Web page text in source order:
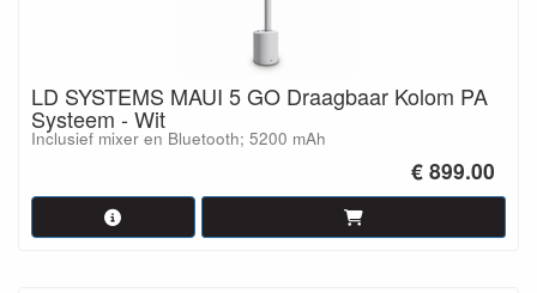
LD SYSTEMS MAUI 5 GO Draagbaar Kolom PA
Systeem - Wit
Inclusief mixer en Bluetooth; 5200 mAh
€ 899.00